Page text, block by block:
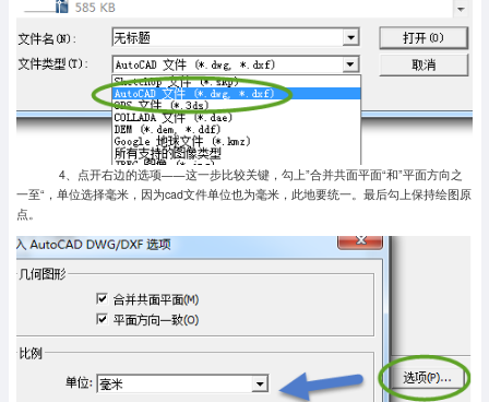
4、点开右边的选项——这一步比较关键，勾上”合并共面平面“和”平面方向之
一至“，单位选择毫米，因为cad文件单位也为毫米，此地要统一。最后勾上保持绘图原
点。